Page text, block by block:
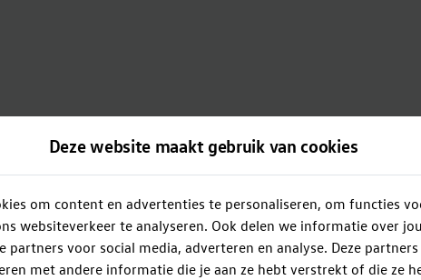
Deze website maakt gebruik van cookies
om content en advertenties te personaliseren, om functies
websiteverkeer te analyseren. Ook delen we informatie over
partners voor social media, adverteren en analyse. Deze
met andere informatie die je aan ze hebt verstrekt of die ze